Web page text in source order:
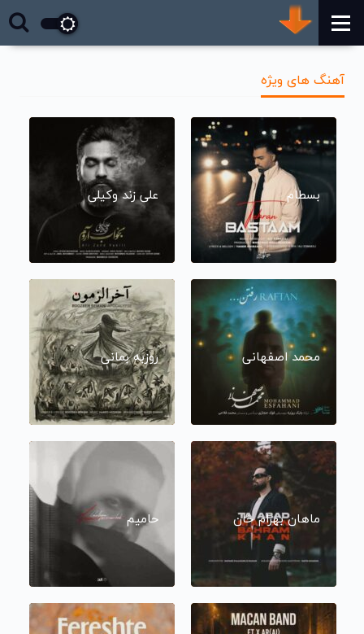
آهنگ های ویژه
بسطام علی زند وکیلی
محمد اصفهانی روزبه بمانی
ماهان بهرام خان حامیم